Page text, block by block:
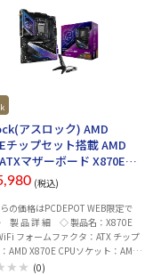
4 ネットワーク 有線LAN：2.5 ギガ
LAN ワイヤレス：なし Bluetooth：
インターフェース リア ・USB
ポート ×1 ・USB3.0 Aポート ×7
Aポート ×4 フロント(内部コネ
ヘッダー ×1 ・USB2.0 ヘッダー
出力(CPUグラフィック内蔵の場
×なし ・HDMI ×1 オー
Realtek ALC897 7.1 チャンネル
ディオコーデック LED：
RGB 付属品 ・ユーザーマニュ
イックスタートガイド ・SATAケー
アスロック) ※CPUによって
ット動作モード/メモリ仕様など
合がございます。詳細につきまし
カーサポートページをご確認くだ
の世代など、組み合わせに
アスロック) AMD
チップセット搭載 AMD
マザーボード X870E
WiFi (税込)
の価格はPCDEPOT WEB限定で
フォームファクタ：ATX チップ
AMD X870E CPUソケット：AMD
リ ・規格：DDR5(最大 8200+
(0)